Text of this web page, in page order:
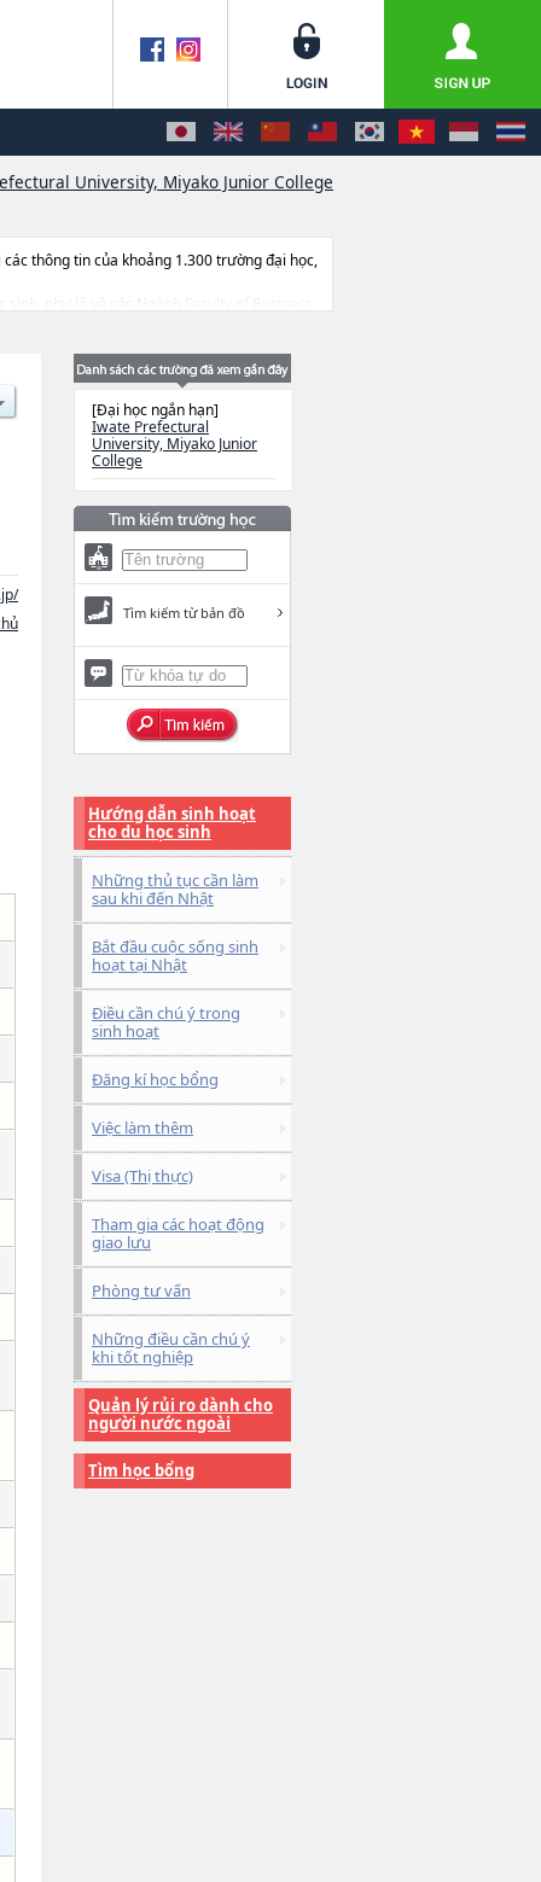
University, Miyako Junior College
các thông tin của khoảng 1.300 trường đại học,
[Đại học ngắn hạn]
Iwate Prefectural
University, Miyako Junior
College
Tìm kiếm từ bản đồ
Hướng dẫn sinh hoạt
cho du học sinh
Những thủ tục cần làm
sau khi đến Nhật
Bắt đầu cuộc sống sinh
hoạt tại Nhật
Điều cần chú ý trong
sinh hoạt
Đăng kí học bổng
Việc làm thêm
Visa (Thị thực)
Tham gia các hoạt động
giao lưu
Phòng tư vấn
Những điều cần chú ý
khi tốt nghiệp
Quản lý rủi ro dành cho
người nước ngoài
Tìm học bổng